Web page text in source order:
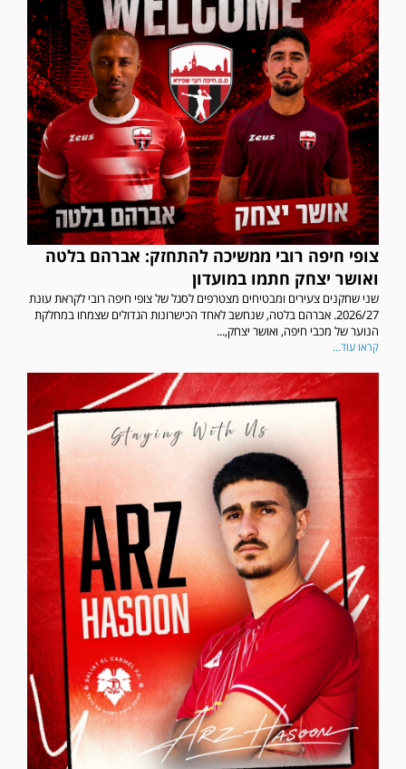
צופי חיפה רובי ממשיכה להתחזק: אברהם בלטה
ואושר יצחק חתמו במועדון
שני שחקנים צעירים ומבטיחים מצטרפים לסגל של צופי חיפה רובי לקראת עונת
2026/27. אברהם בלטה, שנחשב לאחד הכישרונות הגדולים שצמחו במחלקת
הנוער של מכבי חיפה, ואושר יצחק,...
קראו עוד...